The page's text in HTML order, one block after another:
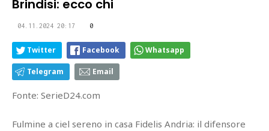
Brindisi: ecco chi
04.11.2024 20:17 0
Twitter Facebook Whatsapp
Telegram Email
Fonte: SerieD24.com
Fulmine a ciel sereno in casa Fidelis Andria: il difensore